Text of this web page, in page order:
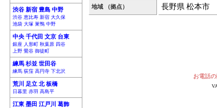
渋谷 新宿 豊島 中野
渋谷 恵比寿 新宿 大久保
池袋 大塚 巣鴨 中野
中央 千代田 文京 台東
銀座 人形町 秋葉原 四谷
上野 鶯谷 御徒町
練馬 杉並 世田谷
練馬 荻窪 高円寺 下北沢
荒川 足立 北 板橋
日暮里 赤羽 高島平
江東 墨田 江戸川 葛飾
地域 （拠点） 長野県 松本市
お電話